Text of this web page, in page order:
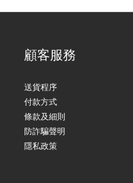
顧客服務
送貨程序
付款方式
條款及細則
防詐騙聲明
隱私政策